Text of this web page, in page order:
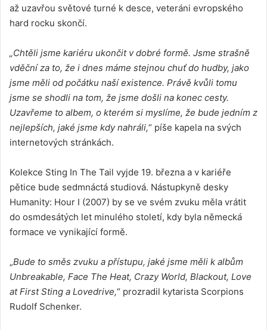
až uzavřou světové turné k desce, veteráni evropského
hard rocku skončí.
„Chtěli jsme kariéru ukončit v dobré formě. Jsme strašně
vděční za to, že i dnes máme stejnou chuť do hudby, jako
jsme měli od počátku naší existence. Právě kvůli tomu
jsme se shodli na tom, že jsme došli na konec cesty.
Uzavřeme to albem, o kterém si myslíme, že bude jedním z
nejlepších, jaké jsme kdy nahráli,“ píše kapela na svých
internetových stránkách.
Kolekce Sting In The Tail vyjde 19. března a v kariéře
pětice bude sedmnáctá studiová. Nástupkyně desky
Humanity: Hour I (2007) by se ve svém zvuku měla vrátit
do osmdesátých let minulého století, kdy byla německá
formace ve vynikající formě.
„Bude to směs zvuku a přístupu, jaké jsme měli k albům
Unbreakable, Face The Heat, Crazy World, Blackout, Love
at First Sting a Lovedrive,“ prozradil kytarista Scorpions
Rudolf Schenker.